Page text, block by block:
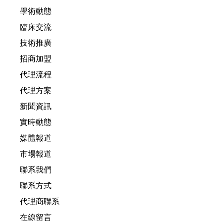
學術動態
臨床交流
技術推廣
招商加盟
代理流程
代理方案
新聞資訊
實時動態
媒體報道
市場報道
聯系我們
聯系方式
代理商聯系
在線留言